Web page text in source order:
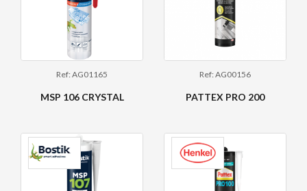
Ref: AG01165
MSP 106 CRYSTAL
Ref: AG00156
PATTEX PRO 200